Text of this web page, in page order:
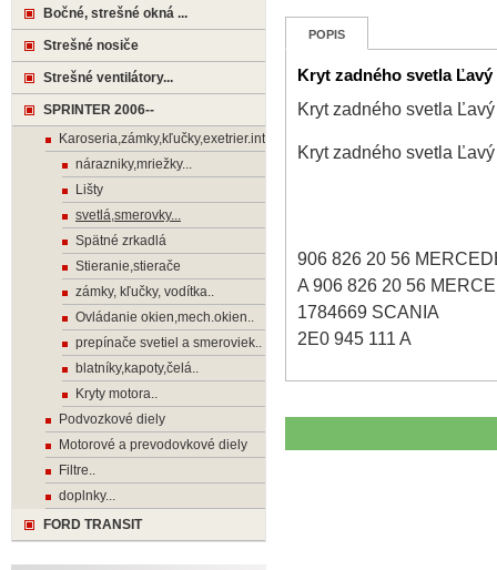
POPIS
Kryt zadného svetla Ľavý
Kryt zadného svetla
Kryt zadného svetla
906 826 20 56
A 906 826 20 56
1784669 SCANIA
2E0 945 111 A
Bočné, strešné okná ...
Strešné nosiče
Strešné ventilátory...
SPRINTER 2006--
Karoseria,zámky,kľučky,exetrier.interier
nárazniky,mriežky...
Lišty
svetlá,smerovky...
Spätné zrkadlá
Stieranie,stierače
zámky, kľučky, vodítka..
Ovládanie okien,mech.okien..
prepínače svetiel a smeroviek..
blatníky,kapoty,čelá..
Kryty motora..
Podvozkové diely
Motorové a prevodovkové diely
Filtre..
doplnky...
FORD TRANSIT